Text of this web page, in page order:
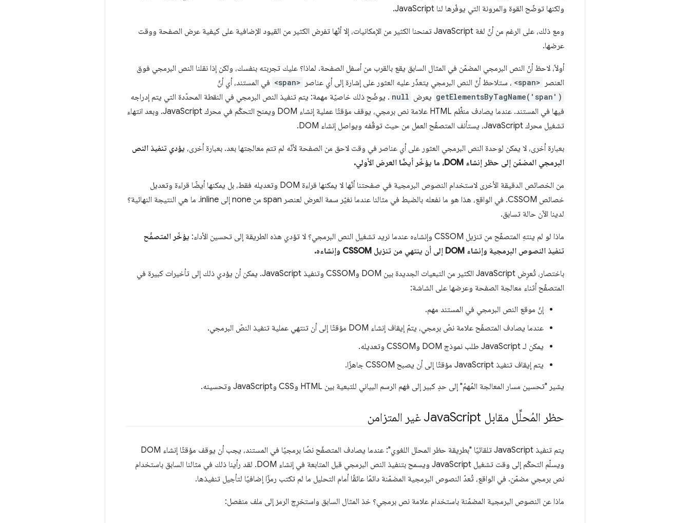
ولكنها توضّح القوة والمرونة التي يوفّرها لنا JavaScript.
ومع ذلك، على الرغم من أنّ لغة JavaScript تمنحنا الكثير من الإمكانيات، إلا أنّها تفرض الكثير من القيود الإضافية على كيفية عرض الصفحة ووقت
عرضها.
أولاً، لاحظ أنّ النص البرمجي المضمّن في المثال السابق يقع بالقرب من أسفل الصفحة. لماذا؟ عليك تجربته بنفسك، ولكن إذا نقلنا النص البرمجي فوق
العنصر
<span> ، ستلاحظ أنّ النص البرمجي يتعذّر عليه العثور على إشارة إلى أي عناصر <span> في المستند، أي أنّ
getElementsByTagName('span') يعرض null . يوضّح ذلك خاصيّة مهمة: يتم تنفيذ النص البرمجي في النقطة المحدّدة التي يتم إدراجه
فيها في المستند. عندما يصادف منظِّم HTML علامة نص برمجي، يوقف مؤقتًا عملية إنشاء DOM ويمنح التحكّم في محرك JavaScript. وبعد انتهاء
تشغيل محرك JavaScript، يستأنف المتصفّح العمل من حيث توقّفه ويواصل إنشاء DOM.
بعبارة أخرى، لا يمكن لوحدة النص البرمجي العثور على أي عناصر في وقت لاحق من الصفحة لأنّه لم تتم معالجتها بعد. بعبارة أخرى، يؤدي تنفيذ النص
البرمجي المضمّن إلى حظر إنشاء DOM، ما يؤخّر أيضًا العرض الأولي.
من الخصائص الدقيقة الأخرى لاستخدام النصوص البرمجية في صفحتنا أنّها لا يمكنها قراءة DOM وتعديله فقط، بل يمكنها أيضًا قراءة وتعديل
خصائص CSSOM. في الواقع، هذا هو ما نفعله بالضبط في مثالنا عندما نغيّر سمة العرض لعنصر span من none إلى inline. ما هي النتيجة النهائية؟
لدينا الآن حالة تسابق.
ماذا لو لم ينتهِ المتصفّح من تنزيل CSSOM وإنشاءه عندما نريد تشغيل النص البرمجي؟ لا تؤدي هذه الطريقة إلى تحسين الأداء:
يؤخّر المتصفّح
تنفيذ النصوص البرمجية وإنشاء DOM إلى أن ينتهي من تنزيل CSSOM وإنشاءه.
باختصار، تُعرِض JavaScript الكثير من التبعيات الجديدة بين DOM وCSSOM وتنفيذ JavaScript. يمكن أن يؤدي ذلك إلى تأخيرات كبيرة في
المتصفّح أثناء معالجة الصفحة وعرضها على الشاشة:
إنّ موقع النص البرمجي في المستند مهم.
عندما يصادف المتصفّح علامة نصّ برمجي، يتمّ إيقاف إنشاء DOM مؤقتًا إلى أن تنتهي عملية تنفيذ النصّ البرمجي.
يمكن لـ JavaScript طلب نموذج DOM وCSSOM وتعديله.
يتم إيقاف تنفيذ JavaScript مؤقتًا إلى أن يصبح CSSOM جاهزًا.
يشير "تحسين مسار المعالجة المُهمّ" إلى حدٍ كبير إلى فهم الرسم البياني للتبعية بين HTML وCSS وJavaScript وتحسينه.
حظر المُحلِّل مقابل Java Script غير المتزامن
يتم تنفيذ JavaScript تلقائيًا "بطريقة حظر المحلل اللغوي": عندما يصادف المتصفّح نصًا برمجيًا في المستند، يجب أن يوقف مؤقتًا إنشاء DOM
ويسلّم التحكّم إلى وقت تشغيل JavaScript ويسمح بتنفيذ النص البرمجي قبل المتابعة في إنشاء DOM. لقد رأينا ذلك في مثالنا السابق باستخدام
نص برمجي مضمّن. في الواقع، تُعدّ النصوص البرمجية المضمّنة دائمًا عائقًا أمام التحليل ما لم تكتب رمزًا إضافيًا لتأجيل تنفيذها.
ماذا عن النصوص البرمجية المضمّنة باستخدام علامة نص برمجي؟ خذ المثال السابق واستخرِج الرمز إلى ملف منفصل: